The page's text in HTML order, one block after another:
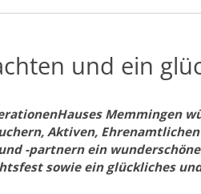
und ein
Memmingen
Aktiven,
-partnern ein
sowie ein glückliches